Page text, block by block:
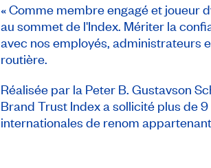
« Comme membre engagé et joueur
au sommet de l'Index. Mériter la
avec nos employés, administrateurs
routière.
Réalisée par la Peter B. Gustavson
Brand Trust Index a sollicité plus de
internationales de renom